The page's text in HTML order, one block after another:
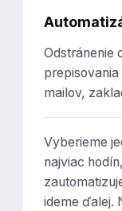
Odstránenie
mailov,
Vyberieme
najviac
ideme ďalej.